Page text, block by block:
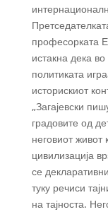
професорката
истакна дека во
политиката
историскиот
„Загајевски
градовите од
неговиот живот
цивилизација
се
туку речиси
на тајноста.